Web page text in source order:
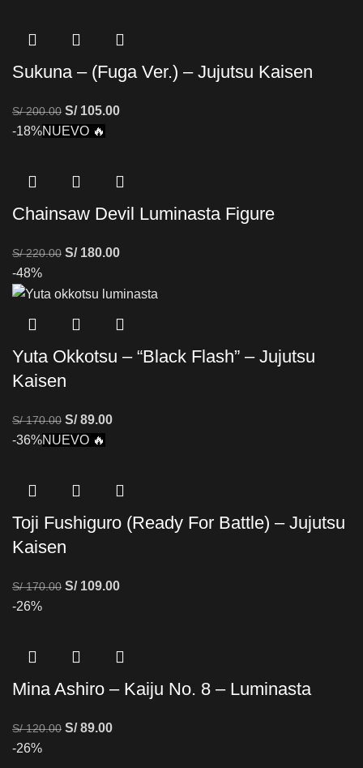
Sukuna – (Fuga Ver.) – Jujutsu Kaisen
S/200.00 S/105.00
-18%NUEVO 🔥
Chainsaw Devil Luminasta Figure
S/220.00 S/180.00
-48%
Yuta Okkotsu – “Black Flash” – Jujutsu
Kaisen
S/170.00 S/89.00
-36%NUEVO 🔥
Toji Fushiguro (Ready For Battle) – Jujutsu
Kaisen
S/170.00 S/109.00
-26%
Mina Ashiro – Kaiju No. 8 – Luminasta
S/120.00 S/89.00
-26%